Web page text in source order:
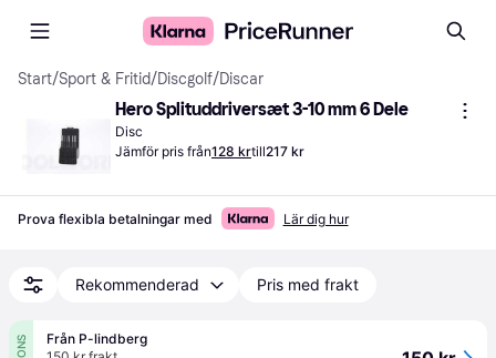
Start/Sport & Fritid/Discgolf/Discar
Hero Splituddriversæt 3-10 mm 6 Dele
Disc
Jämför pris från128 krtill217 kr
Prova flexibla betalningar med Lär dig hur
Rekommenderad Pris med frakt
Från P-lindberg